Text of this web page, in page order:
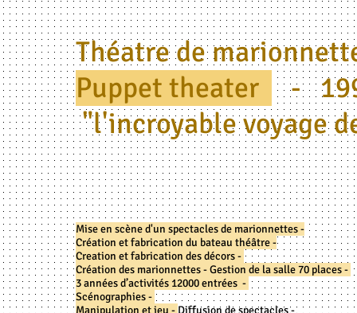
Théatre de
Puppet theater -
"l'incroyable voyage
Mise en scène d'un spectacles de marionnettes -
Création et fabrication du bateau théâtre -
Creation et fabrication des décors -
Création des marionnettes -Gestion de la salle 70 places -
3 années d’activités 12000 entrées -
Scénographies -
Manipulation et jeu - Diffusion de spectacles -